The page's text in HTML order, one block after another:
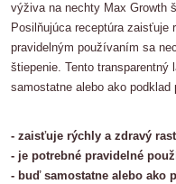
výživa na nechty Max Growth
Posilňujúca receptúra ​​zaisťuje
pravidelným používaním sa
štiepenie. Tento
samostatne alebo ako podklad
- zaisťuje rýchly a zdravý
- je potrebné pravidelné
- buď samostatne alebo ako